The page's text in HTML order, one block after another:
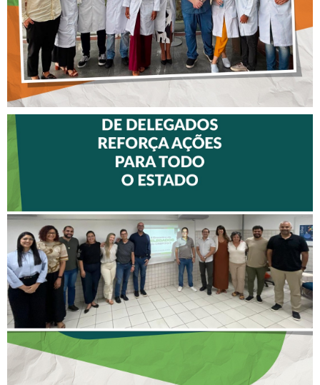
DELEGADOS REFORÇA
AÇÕES PARA TODO O
ESTADO